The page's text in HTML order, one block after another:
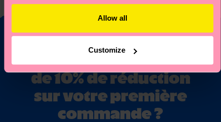
Allow all
Customize
Envie de bénéficier
de 10% de réduction
sur votre première
commande ?